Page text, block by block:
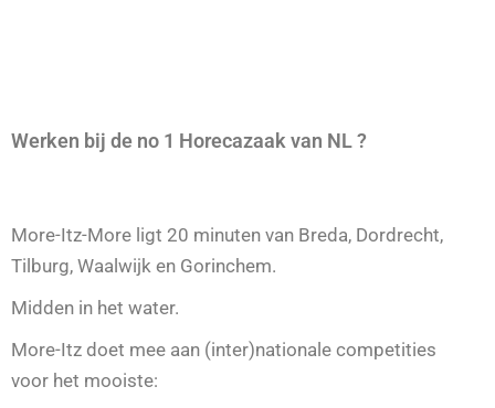
Werken bij de no 1 Horecazaak van NL ?
More-Itz-More ligt 20 minuten van Breda, Dordrecht,
Tilburg, Waalwijk en Gorinchem.
Midden in het water.
More-Itz doet mee aan (inter)nationale competities
voor het mooiste: